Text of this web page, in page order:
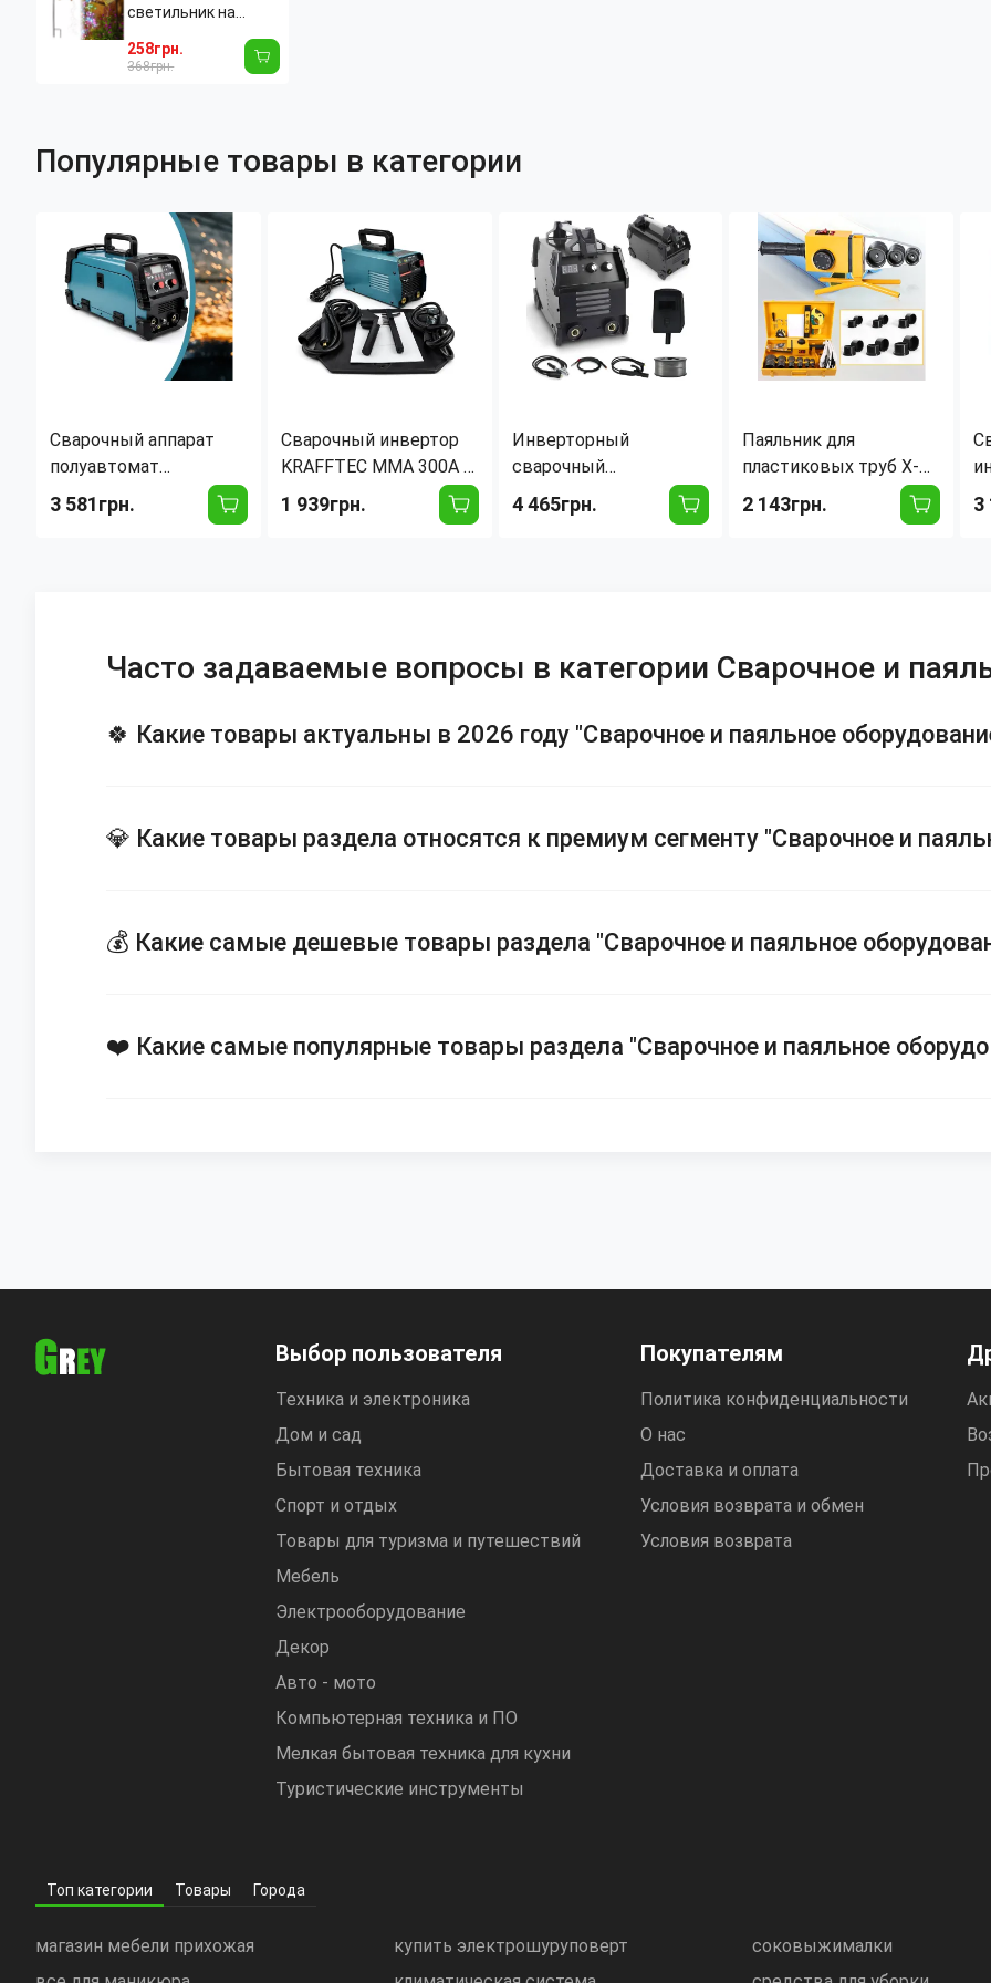
светильник на
солнечной батарее
"Лейка" RGB (80 см),
для сада, бронза
258грн.
368грн.
Популярные товары в категории
Сварочный аппарат
полуавтомат
KRAFFTEC MIG 120–
450A 220V, инвертор
3 581грн.
Сварочный инвертор
KRAFFTEC MMA 300А /
120А, IGBT, дисплей,
220В, 20–300А,
1 939грн.
Инверторный
сварочный
полуавтомат JMS MIG-
250 3в1 (MIG/MAG /
4 465грн.
Паяльник для
пластиковых труб X-
476 2660Вт, набор для
сварки ППР труб 20–
2 143грн. 3
Часто задаваемые вопросы в категории Сварочное и
🍀 Какие товары актуальны в 2026 году "Сварочное и паяльное
💎 Какие товары раздела относятся к премиум сегменту "Сварочное и
💰 Какие самые дешевые товары раздела "Сварочное и паяльное
❤️ Какие самые популярные товары раздела "Сварочное и паяльное
Выбор пользователя
Техника и электроника
Дом и сад
Бытовая техника
Спорт и отдых
Товары для туризма и путешествий
Мебель
Электрооборудование
Декор
Авто - мото
Компьютерная техника и ПО
Мелкая бытовая техника для кухни
Туристические инструменты
Покупателям
Политика конфиденциальности
О нас
Доставка и оплата
Условия возврата и обмен
Условия возврата
Топ категории Товары Города
магазин мебели прихожая
купить электрошуруповерт
соковыжималки